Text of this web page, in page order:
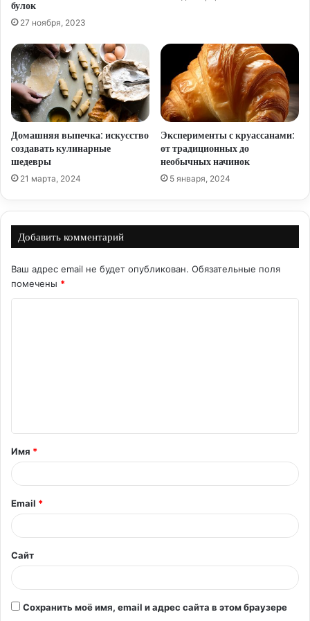
булок
27 ноября, 2023
Домашняя выпечка: искусство
создавать кулинарные
шедевры
21 марта, 2024
Эксперименты с круассанами:
от традиционных до
необычных начинок
5 января, 2024
Добавить комментарий
Ваш адрес email не будет опубликован. Обязательные поля
помечены *
т
а
й
*
Имя *
Email *
Сайт
Сохранить моё имя, email и адрес сайта в этом браузере